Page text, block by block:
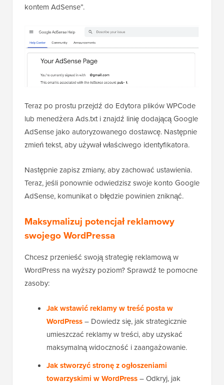
kontem AdSense”.
Teraz po prostu przejdź do Edytora plików WPCode
lub menedżera Ads.txt i znajdź linię dodającą Google
AdSense jako autoryzowanego dostawcę. Następnie
zmień tekst, aby używał właściwego identyfikatora.
Następnie zapisz zmiany, aby zachować ustawienia.
Teraz, jeśli ponownie odwiedzisz swoje konto Google
AdSense, komunikat o błędzie powinien zniknąć.
Maksymalizuj potencjał reklamowy
swojego WordPressa
Chcesz przenieść swoją strategię reklamową w
WordPress na wyższy poziom? Sprawdź te pomocne
zasoby:
Jak wstawić reklamy w treść posta w
WordPress– Dowiedz się, jak strategicznie
umieszczać reklamy w treści, aby uzyskać
maksymalną widoczność i zaangażowanie.
Jak stworzyć stronę z ogłoszeniami
towarzyskimi w WordPress– Odkryj, jak